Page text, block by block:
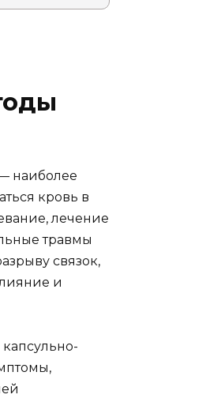
наиболее
кровь в
лечение
травмы
связок,
и